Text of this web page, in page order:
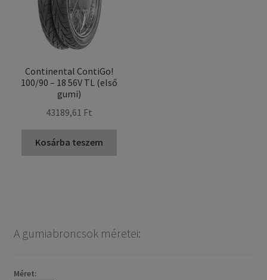
Continental ContiGo!
100/90 – 18 56V TL (első
gumi)
43189,61 Ft
Kosárba teszem
A gumiabroncsok méretei:
Méret: